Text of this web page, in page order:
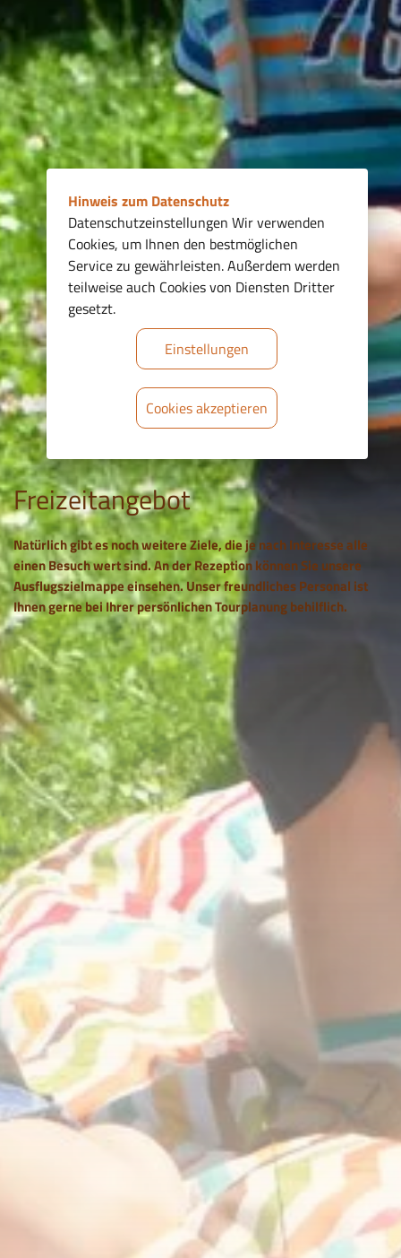
Freizeitangebot
Natürlich gibt es noch weitere Ziele, die je nach Interesse alle
einen Besuch wert sind. An der Rezeption können Sie unsere
Ausflugszielmappe einsehen. Unser freundliches Personal ist
Ihnen gerne bei Ihrer persönlichen Tourplanung behilflich.
Hinweis zum Datenschutz
Datenschutzeinstellungen Wir verwenden
Cookies, um Ihnen den bestmöglichen
Service zu gewährleisten. Außerdem werden
teilweise auch Cookies von Diensten Dritter
gesetzt.
Einstellungen
Cookies akzeptieren